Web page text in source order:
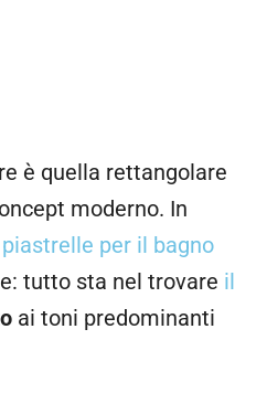
è quella rettangolare
moderno. In
piastrelle per il bagno
tutto sta nel trovare il
ai toni predominanti